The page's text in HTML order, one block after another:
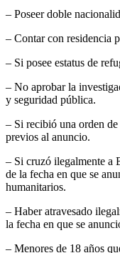
– Poseer doble
– Contar con residencia
– Si posee estatus de
– No aprobar la
y seguridad pública.
– Si recibió una orden
previos al anuncio.
– Si cruzó ilegalmente a
de la fecha en que se
humanitarios.
– Haber atravesado
la fecha en que se
– Menores de 18 años